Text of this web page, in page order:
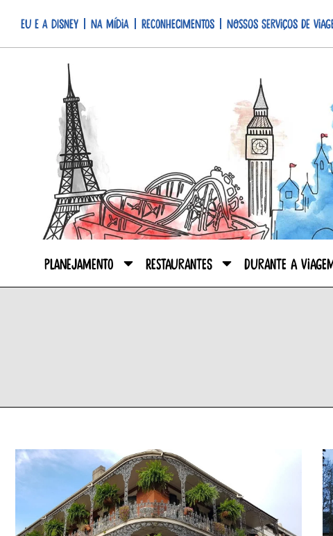
Eu e a Disney Na mídia Reconhecimentos Nossos serviços de
Planejamento Restaurantes Durante a